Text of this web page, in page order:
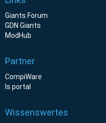
Giants Forum
GDN Giants
ModHub
Partner
CompiWare
ls portal
Wissenswertes